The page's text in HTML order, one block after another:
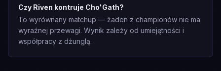
Czy Riven kontruje Cho'Gath?
To wyrównany matchup — żaden z championów nie ma
wyraźnej przewagi. Wynik zależy od umiejętności i
współpracy z dżunglą.